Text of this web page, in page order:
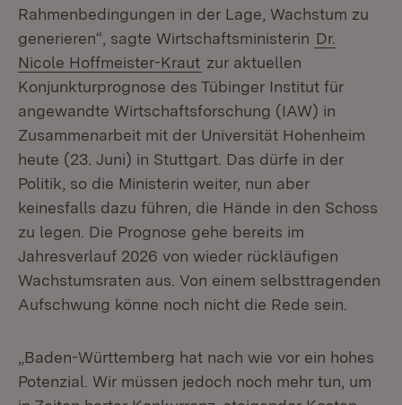
Rahmenbedingungen in der Lage, Wachstum zu
generieren“, sagte Wirtschaftsministerin Dr.
Nicole Hoffmeister-Kraut zur aktuellen
Konjunkturprognose des Tübinger Institut für
angewandte Wirtschaftsforschung (IAW) in
Zusammenarbeit mit der Universität Hohenheim
heute (23. Juni) in Stuttgart. Das dürfe in der
Politik, so die Ministerin weiter, nun aber
keinesfalls dazu führen, die Hände in den Schoss
zu legen. Die Prognose gehe bereits im
Jahresverlauf 2026 von wieder rückläufigen
Wachstumsraten aus. Von einem selbsttragenden
Aufschwung könne noch nicht die Rede sein.
„Baden-Württemberg hat nach wie vor ein hohes
Potenzial. Wir müssen jedoch noch mehr tun, um